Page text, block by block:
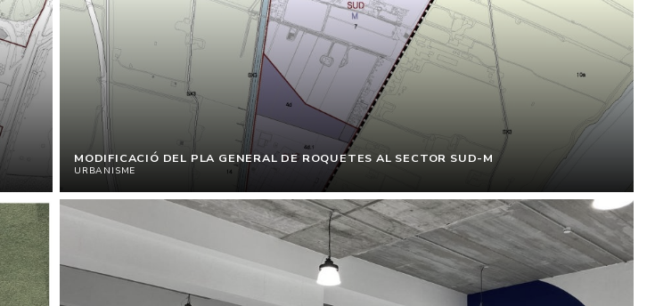
MODIFICACIÓ DEL PLA GENERAL DE ROQUETES AL SECTOR SUD-M
URBANISME